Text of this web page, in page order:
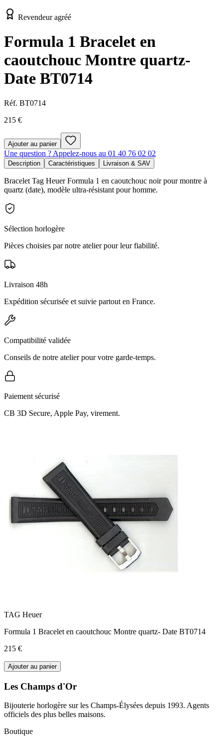
Revendeur agréé
Formula 1 Bracelet en
caoutchouc Montre quartz-
Date BT0714
Réf. BT0714
215 €
Ajouter au panier
Une question ? Appelez-nous au 01 40 76 02 02
Description Caractéristiques Livraison & SAV
Bracelet Tag Heuer Formula 1 en caoutchouc noir pour montre à
quartz (date), modèle ultra-résistant pour homme.
Sélection horlogère
Pièces choisies par notre atelier pour leur fiabilité.
Livraison 48h
Expédition sécurisée et suivie partout en France.
Compatibilité validée
Conseils de notre atelier pour votre garde-temps.
Paiement sécurisé
CB 3D Secure, Apple Pay, virement.
TAG Heuer
Formula 1 Bracelet en caoutchouc Montre quartz- Date BT0714
215 €
Ajouter au panier
Les Champs d'Or
Bijouterie horlogère sur les Champs-Élysées depuis 1993. Agents
officiels des plus belles maisons.
Boutique